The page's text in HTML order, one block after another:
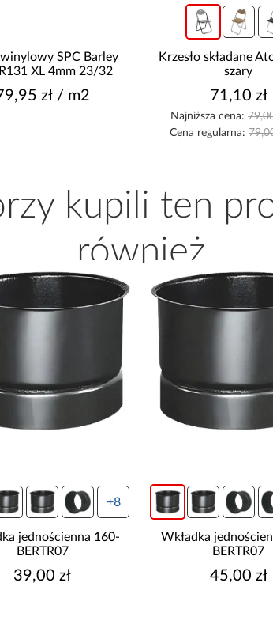
winylowy SPC Barley
XL 4mm 23/32
zł / m2
Krzesło składane
szary
71,10 zł
Najniższa cena:
Cena regularna:
kupili ten
również
+8
jednościenna 160-
BERTR07
39,00 zł
Wkładka
BERTR07
45,00 zł